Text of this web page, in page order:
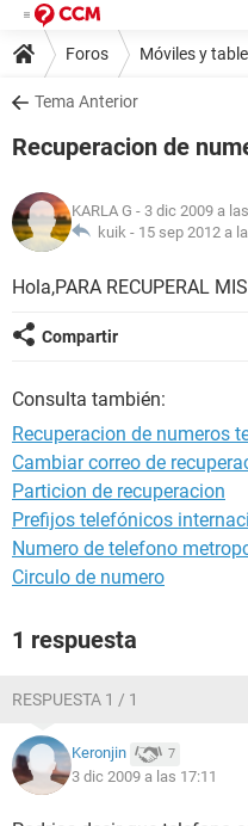
Foros Móviles y
Tema Anterior
Recuperacion de
KARLA G - 3 dic 2009 a
kuik - 15 sep 2012 a
Hola,PARA RECUPERAL
Compartir
Consulta también:
Recuperacion de numeros
Cambiar correo de
Particion de recuperacion
Prefijos telefónicos
Numero de telefono
Circulo de numero
1 respuesta
RESPUESTA 1 / 1
Keronjin 7
3 dic 2009 a las 17:11